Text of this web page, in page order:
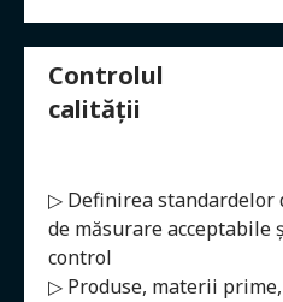
Controlul
calității
▷ Definirea standardelor
de măsurare acceptabile
control
▷ Produse, materii